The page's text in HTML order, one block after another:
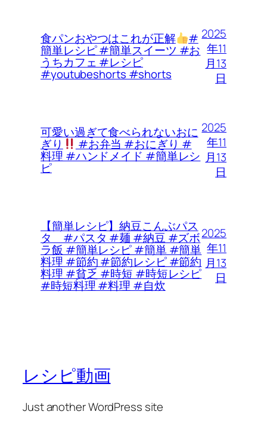
食パンおやつはこれが正解 #
簡単レシピ #簡単スイーツ #お
うちカフェ #レシピ
#youtubeshorts #shorts
2025
年11
月13
日
可愛い過ぎて食べられないおに
ぎり #お弁当 #おにぎり #
料理 #ハンドメイド #簡単レシ
ピ
2025
年11
月13
日
【簡単レシピ】納豆こんぶパス
タ #パスタ #麺 #納豆 #ズボ
ラ飯 #簡単レシピ #簡単 #簡単
料理 #節約 #節約レシピ #節約
料理 #貧乏 #時短 #時短レシピ
#時短料理 #料理 #自炊
2025
年11
月13
日
レシピ動画
Just another WordPress site